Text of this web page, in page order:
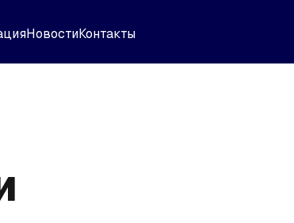
НовостиКонтакты